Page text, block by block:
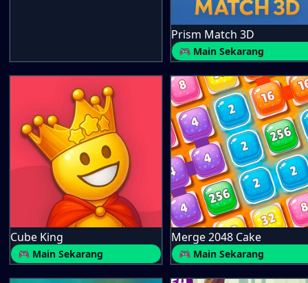
Prism Match 3D
🎮 Main Sekarang
Cube King
🎮 Main Sekarang
Merge 2048 Cake
🎮 Main Sekarang